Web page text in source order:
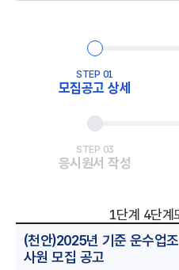
STEP 01
모집공고 상세
STEP 03
응시원서 작성
1단계 4단계
(천안)2025년 기준 운수업
사원 모집 공고